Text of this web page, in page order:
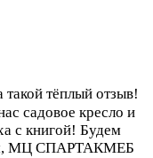
тёплый отзыв!
садовое кресло и
с книгой! Будем
МЦ СПАРТАКМЕБ